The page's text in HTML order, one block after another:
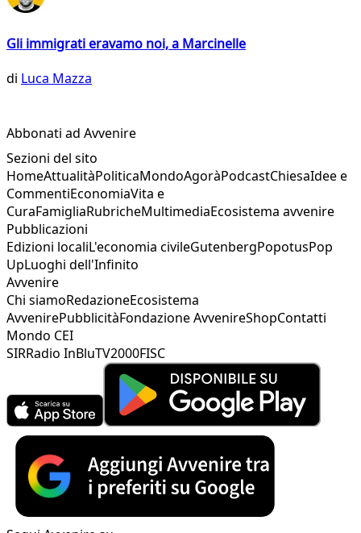
Gli immigrati eravamo noi, a Marcinelle
di Luca Mazza
Abbonati ad Avvenire
Sezioni del sito
HomeAttualitàPoliticaMondoAgoràPodcastChiesaIdee e
CommentiEconomiaVita e
CuraFamigliaRubricheMultimediaEcosistema avvenire
Pubblicazioni
Edizioni localiL'economia civileGutenbergPopotusPop
UpLuoghi dell'Infinito
Avvenire
Chi siamoRedazioneEcosistema
AvvenirePubblicitàFondazione AvvenireShopContatti
Mondo CEI
SIRRadio InBluTV2000FISC